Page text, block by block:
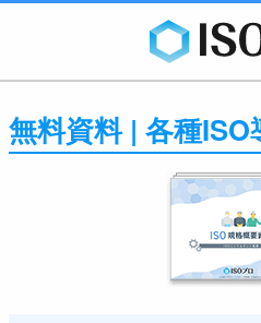
無料資料 | 各種